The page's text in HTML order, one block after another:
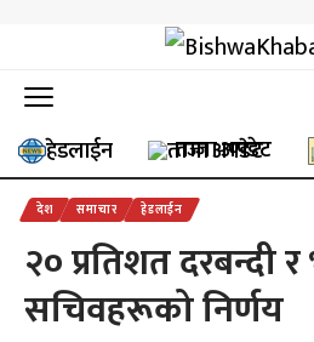
हेडलाईन ताजा अपडेट
देश समाचार हेडलाईन
२० प्रतिशत दरबन्दी
सचिवहरूको निर्णय